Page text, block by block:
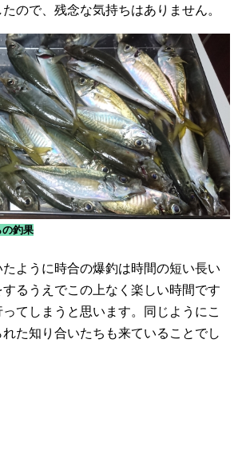
ので、残念な気持ちはありません。
釣果
ように時合の爆釣は時間の短い長い
るうえでこの上なく楽しい時間です
てしまうと思います。同じようにこ
た知り合いたちも来ていることでし